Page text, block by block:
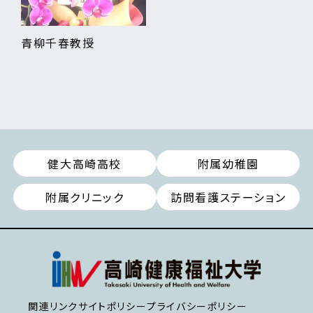
青柳千春教授
健大高崎高校
附属幼稚園
附属クリニック
訪問看護ステーション
関連リンク サイトポリシープライバシーポリシー